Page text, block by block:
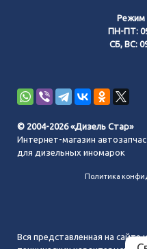
Режим
ПН-ПТ:
СБ, ВС:
© 2004-2026 «Дизель Стар»
Интернет-магазин
для дизельных иномарок
Политика
Вся представленная на